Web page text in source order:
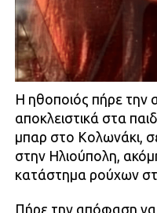
Η ηθοποιός πήρε
αποκλειστικά στα
μπαρ στο Κολωνάκι,
στην Ηλιούπολη,
κατάστημα ρούχων
Πήρε την απόφαση